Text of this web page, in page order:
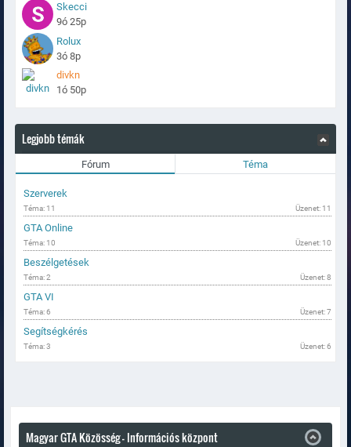
Skecci
9ó 25p
Rolux
3ó 8p
divkn
1ó 50p
Legjobb témák
Fórum Téma
Szerverek
Téma: 11 Üzenet: 11
GTA Online
Téma: 10 Üzenet: 10
Beszélgetések
Téma: 2 Üzenet: 8
GTA VI
Téma: 6 Üzenet: 7
Segítségkérés
Téma: 3 Üzenet: 6
Magyar GTA Közösség - Információs központ